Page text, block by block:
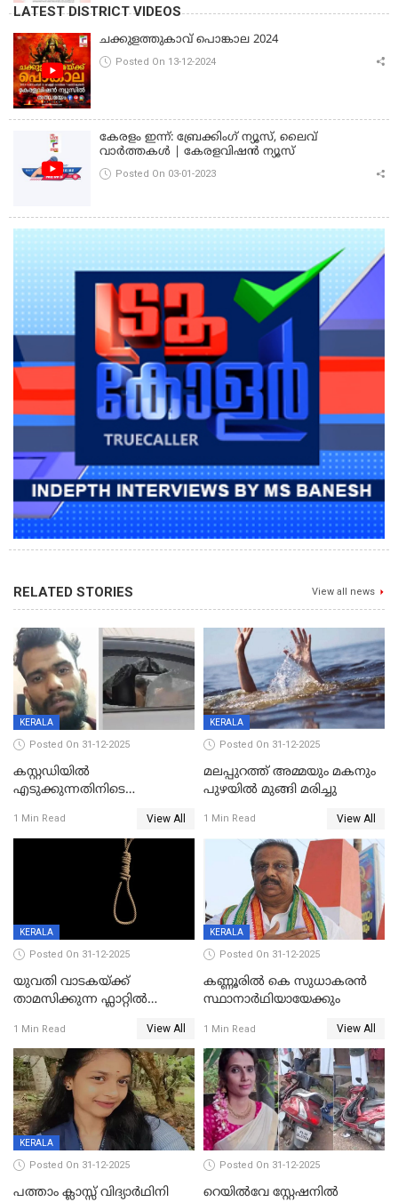
LATEST DISTRICT VIDEOS
ചക്കുളത്തുകാവ് പൊങ്കാല 2024
Posted On 13-12-2024
കേരളം ഇന്ന്: ബ്രേക്കിംഗ് ന്യൂസ്, ലൈവ്
വാർത്തകൾ | കേരളവിഷൻ ന്യൂസ്
Posted On 03-01-2023
RELATED STORIES View all news
KERALA
Posted On 31-12-2025
കസ്റ്റഡിയിൽ
എടുക്കുന്നതിനിടെ
വധശ്രമക്കേസ് പ്രതി പിടിയിൽ
1 Min Read View All
KERALA
Posted On 31-12-2025
മലപ്പുറത്ത് അമ്മയും മകനും
പുഴയിൽ മുങ്ങി മരിച്ചു
1 Min Read View All
KERALA
Posted On 31-12-2025
യുവതി വാടകയ്ക്ക്
താമസിക്കുന്ന ഫ്ലാറ്റില്‍
സംഭവം കൈതപ്പൊയിലില്‍
1 Min Read View All
KERALA
Posted On 31-12-2025
കണ്ണൂരിൽ കെ സുധാകരൻ
സ്ഥാനാർഥിയായേക്കും
1 Min Read View All
KERALA
Posted On 31-12-2025
പത്താം ക്ലാസ്സ് വിദ്യാര്‍ഥിനി
Posted On 31-12-2025
റെയിൽവേ സ്റ്റേഷനിൽ